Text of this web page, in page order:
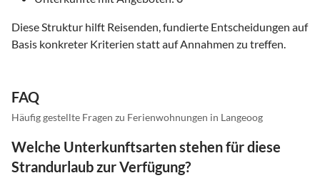
Diese Struktur hilft Reisenden, fundierte Entscheidungen auf
Basis konkreter Kriterien statt auf Annahmen zu treffen.
FAQ
Häufig gestellte Fragen zu Ferienwohnungen in Langeoog
Welche Unterkunftsarten stehen für diese
Strandurlaub zur Verfügung?